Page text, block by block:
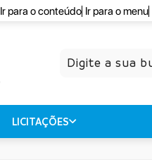
Ir para o conteúdo Ir para o menu
LICITAÇÕES